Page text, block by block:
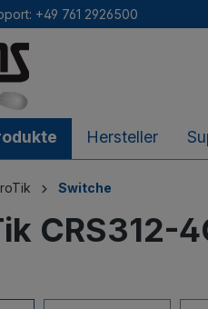
+49 761 2926500
Hersteller
Switche
CRS312-